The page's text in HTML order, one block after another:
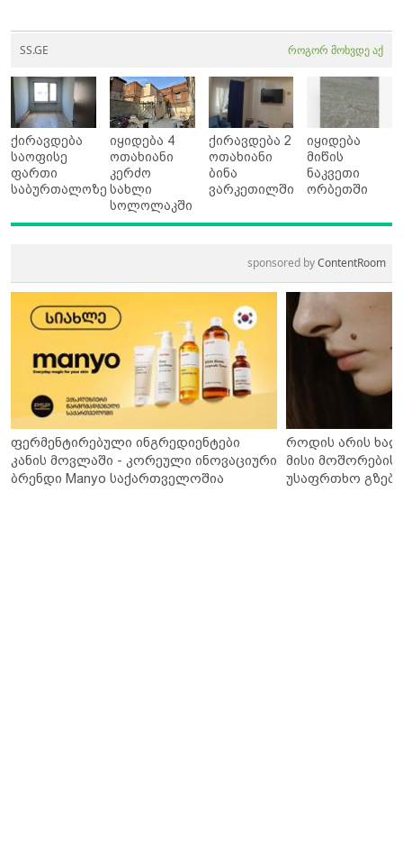
SS.GE როგორ მოხვდე აქ
ქირავდება
საოფისე
ფართი
საბურთალოზე
იყიდება 4
ოთახიანი
კერძო
სახლი
სოლოლაკში
ქირავდება 2
ოთახიანი
ბინა
ვარკეთილში
იყიდება
მიწის
ნაკვეთი
ორბეთში
sponsored byContentRoom
ფერმენტირებული ინგრედიენტები
კანის მოვლაში - კორეული ინოვაციური
ბრენდი Manyo საქართველოშია
როდის არის
მისი მოშორების
უსაფრთხო გზები